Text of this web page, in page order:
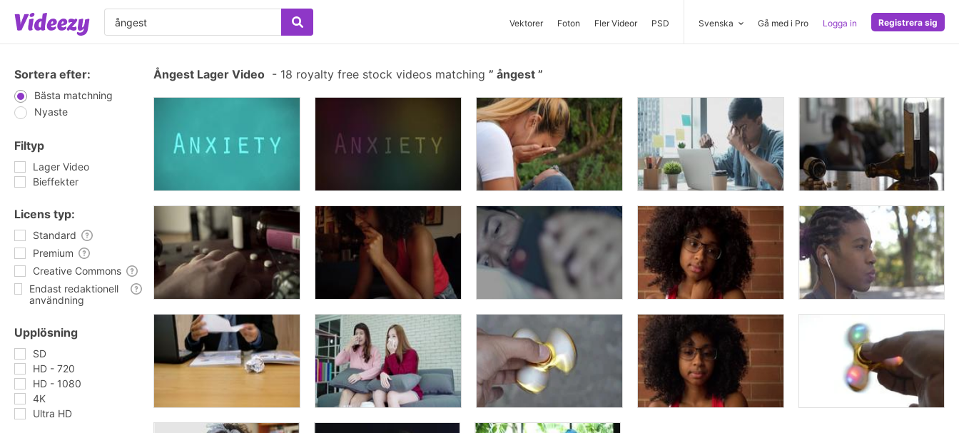
Vektorer Foton Fler Videor PSD Svenska Gå med i Pro Logga in Registrera sig
Sortera efter:
Bästa matchning
Nyaste
Filtyp
Lager Video
Bieffekter
Licens typ:
Standard
Premium
Creative Commons
Endast redaktionell
användning
Upplösning
SD
HD - 720
HD - 1080
4K
Ultra HD
Ångest Lager Video - 18 royalty free stock videos matching ångest